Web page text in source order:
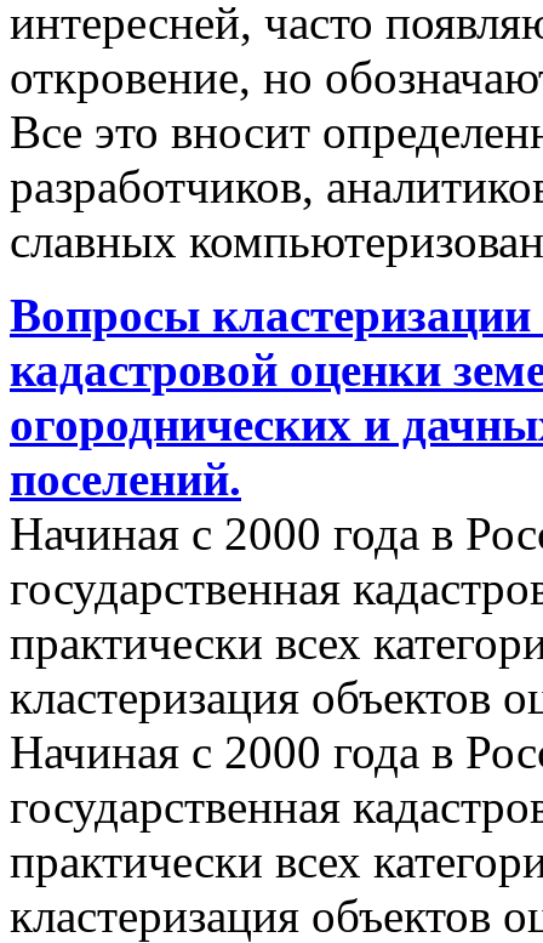
интересней, часто
откровение, но
Все это вносит
разработчиков,
славных
Вопросы кластеризации
кадастровой оценки
огороднических и
поселений.
Начиная с 2000 года в
государственная
практически всех
кластеризация объектов
Начиная с 2000 года в
государственная
практически всех
кластеризация объектов